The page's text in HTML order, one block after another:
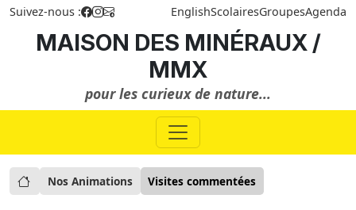
Suivez-nous : EnglishScolairesGroupesAgenda
MAISON DES MINÉRAUX /
MMX
pour les curieux de nature...
Nos Animations Visites commentées